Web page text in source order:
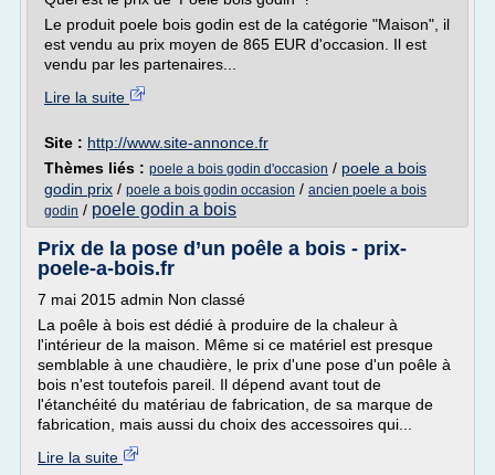
Le produit poele bois godin est de la catégorie "Maison", il
est vendu au prix moyen de 865 EUR d'occasion. Il est
vendu par les partenaires...
Lire la suite
Site : http://www.site-annonce.fr
Thèmes liés : poele a bois godin d'occasion / poele a bois
godin prix / poele a bois godin occasion / ancien poele a bois
godin / poele godin a bois
Prix de la pose d’un poêle a bois - prix-
poele-a-bois.fr
7 mai 2015 admin Non classé
La poêle à bois est dédié à produire de la chaleur à
l'intérieur de la maison. Même si ce matériel est presque
semblable à une chaudière, le prix d'une pose d'un poêle à
bois n'est toutefois pareil. Il dépend avant tout de
l'étanchéité du matériau de fabrication, de sa marque de
fabrication, mais aussi du choix des accessoires qui...
Lire la suite